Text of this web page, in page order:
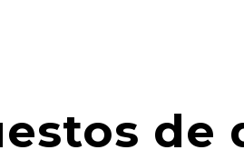
de